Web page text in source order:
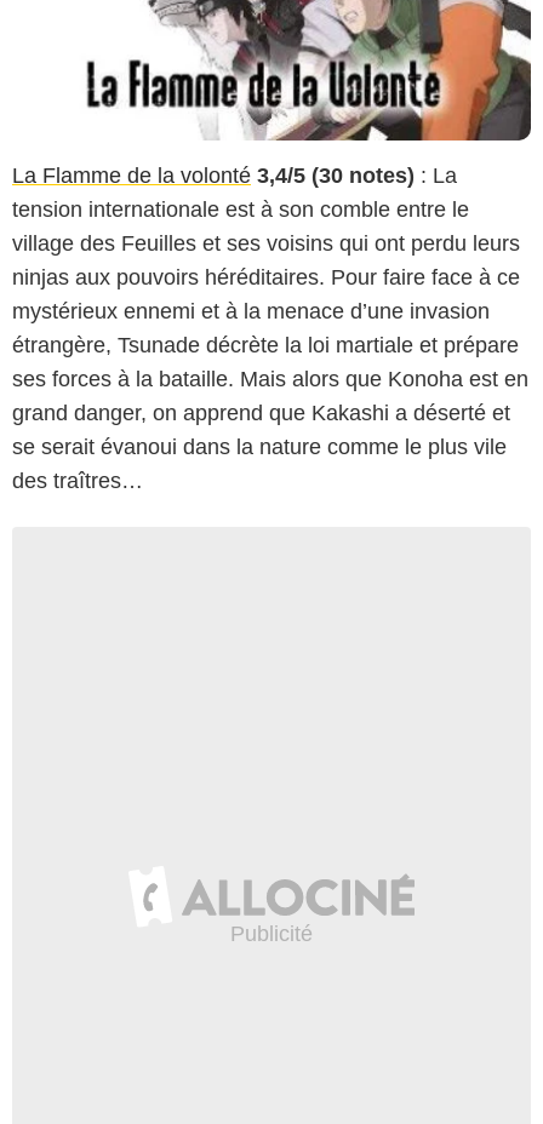
La Flamme de la volonté 3,4/5 (30 notes) : La
tension internationale est à son comble entre le
village des Feuilles et ses voisins qui ont perdu leurs
ninjas aux pouvoirs héréditaires. Pour faire face à ce
mystérieux ennemi et à la menace d’une invasion
étrangère, Tsunade décrète la loi martiale et prépare
ses forces à la bataille. Mais alors que Konoha est en
grand danger, on apprend que Kakashi a déserté et
se serait évanoui dans la nature comme le plus vile
des traîtres…